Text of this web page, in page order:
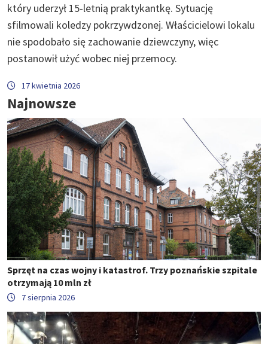
który uderzył 15-letnią praktykantkę. Sytuację
sfilmowali koledzy pokrzywdzonej. Właścicielowi lokalu
nie spodobało się zachowanie dziewczyny, więc
postanowił użyć wobec niej przemocy.
17 kwietnia 2026
Najnowsze
Sprzęt na czas wojny i katastrof. Trzy poznańskie szpitale
otrzymają 10 mln zł
7 sierpnia 2026